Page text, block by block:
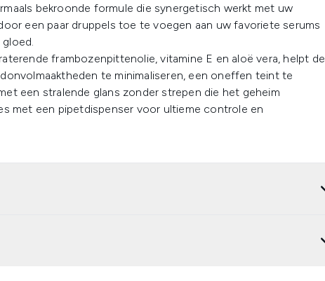
bekroonde formule die synergetisch werkt met uw
een paar druppels toe te voegen aan uw favoriete serums
frambozenpittenolie, vitamine E en aloë vera, helpt de
te minimaliseren, een oneffen teint te
een stralende glans zonder strepen die het geheim
met een pipetdispenser voor ultieme controle en